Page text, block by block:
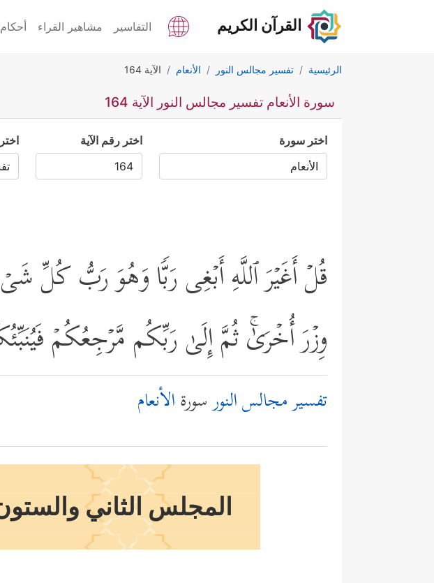
القرآن الكريم التفاسير مشاهير القراء
الرئيسية تفسير مجالس النور الأنعام الآية 164
سورة الأنعام تفسير مجالس النور الآية 164
اختر سورة اختر رقم الآية
قُلۡ أَغَیۡرَ ٱللَّهِ أَبۡغِی رَبࣰّا وَهُوَ رَبُّ كُلِّ
وِزۡرَ أُخۡرَىٰۚ ثُمَّ إِلَىٰ رَبِّكُم مَّرۡجِعُكُمۡ
تفسير مجالس النورسورةالأنعام
المجلس الثاني